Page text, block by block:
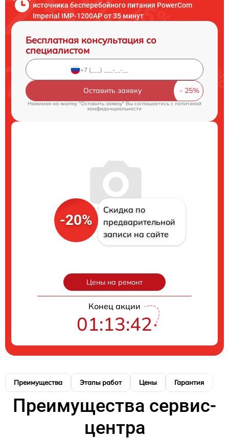
источника бесперебойного питания PowerCom
Imperial IMP-1200AP от 35 минут
Бесплатная консультация со
специалистом
Оставить заявку
Нажимая на кнопку "Оставить заявку" Вы соглашаетесь cполитикой
конфиденциальности
-20%
Скидка по
предварительной
записи на сайте
Цены на ремонт
Конец акции
01:13:41
Преимущества Этапы работ Цены Гарантия
Преимущества сервис-
центра